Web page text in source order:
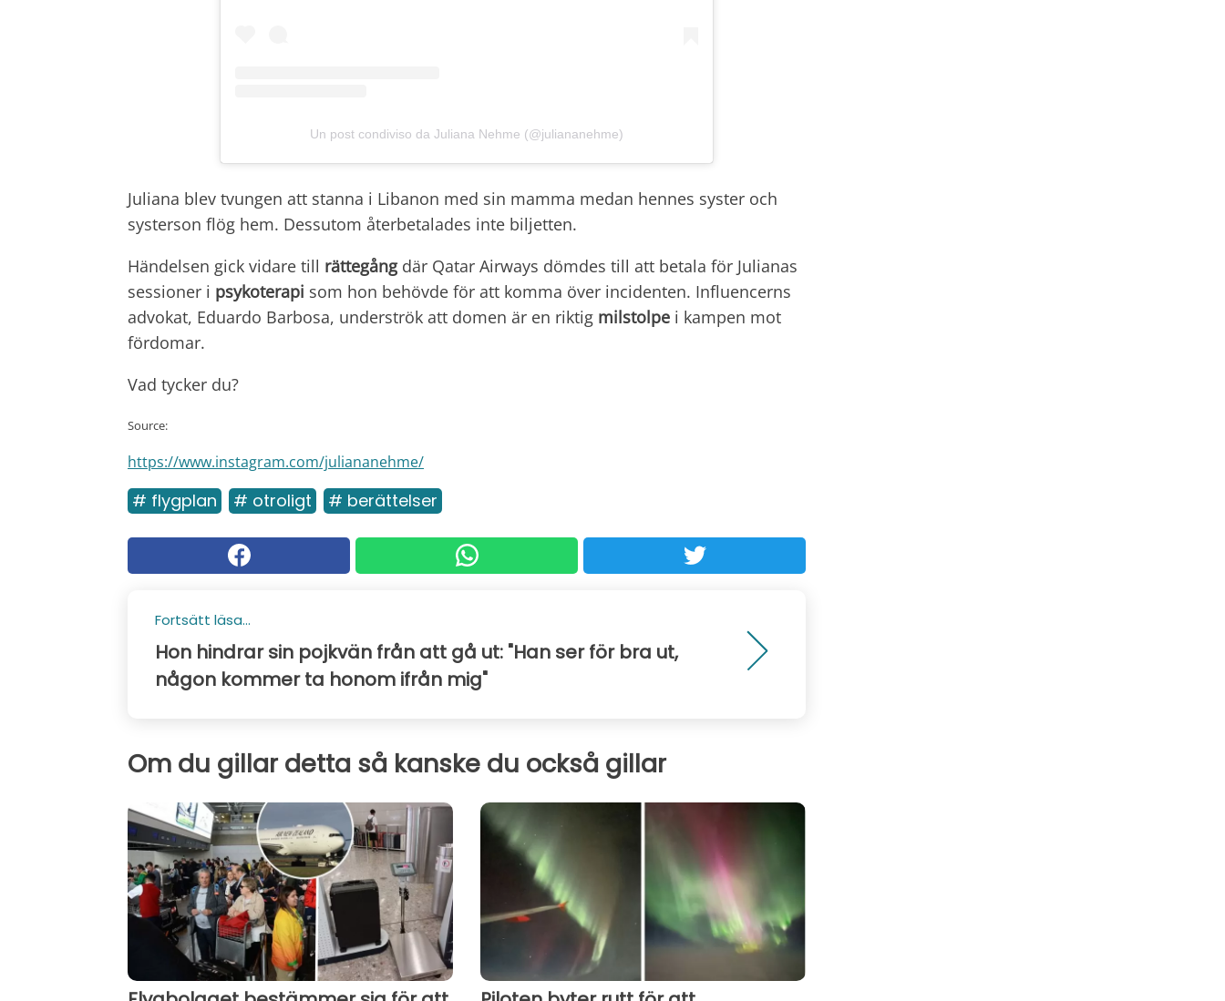
Un post condiviso da Juliana Nehme (@juliananehme)
Juliana blev tvungen att stanna i Libanon med sin mamma medan hennes syster och
systerson flög hem. Dessutom återbetalades inte biljetten.
Händelsen gick vidare till rättegångdär Qatar Airways dömdes till att betala för Julianas
sessioner i psykoterapi som hon behövde för att komma över incidenten. Influencerns
advokat, Eduardo Barbosa, underströk att domen är en riktig milstolpe i kampen mot
fördomar.
Vad tycker du?
Source:
https://www.instagram.com/juliananehme/
# flygplan # otroligt # berättelser
Fortsätt läsa...
Hon hindrar sin pojkvän från att gå ut: "Han ser för bra ut,
någon kommer ta honom ifrån mig"
Om du gillar detta så kanske du också gillar